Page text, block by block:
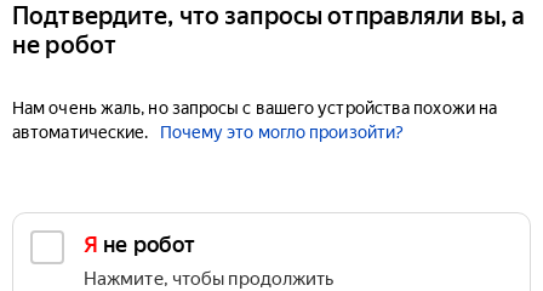
Подтвердите, что запросы отправляли вы, а
не робот
Нам очень жаль, но запросы с вашего устройства похожи на
автоматические.
Почему это могло произойти?
Я не робот
Нажмите, чтобы продолжить